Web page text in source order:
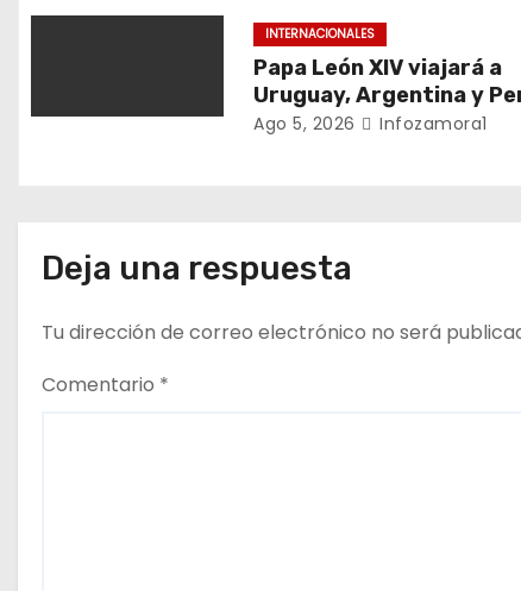
d
a
s
INTERNACIONALES
Papa León XIV viajará a
Uruguay, Argentina y
Ago 5, 2026 Infozamora1
Deja una respuesta
Tu dirección de correo electrónico no será
Comentario *